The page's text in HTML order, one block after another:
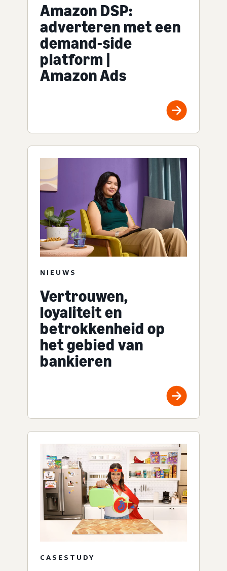
Amazon DSP:
adverteren met een
demand-side
platform |
Amazon Ads
NIEUWS
Vertrouwen,
loyaliteit en
betrokkenheid op
het gebied van
bankieren
CASESTUDY